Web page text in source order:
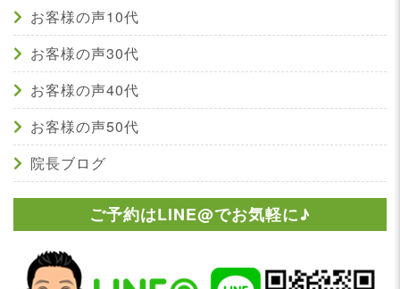
お客様の声10代
お客様の声30代
お客様の声40代
お客様の声50代
院長ブログ
ご予約はLINE@でお気軽に♪